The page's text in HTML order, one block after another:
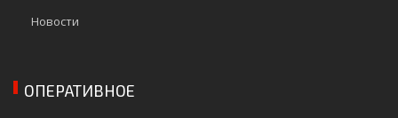
Новости
ОПЕРАТИВНОЕ